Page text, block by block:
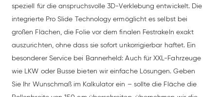
speziell für die anspruchsvolle 3D-Verklebung entwickelt. Die
integrierte Pro Slide Technology ermöglicht es selbst bei
großen Flächen, die Folie vor dem finalen Festrakeln exakt
auszurichten, ohne dass sie sofort unkorrigierbar haftet. Ein
besonderer Service bei Bannerheld: Auch für XXL-Fahrzeuge
wie LKW oder Busse bieten wir einfache Lösungen. Geben
Sie Ihr Wunschmaß im Kalkulator ein – sollte die Fläche die